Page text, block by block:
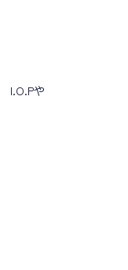
I.O.Pや